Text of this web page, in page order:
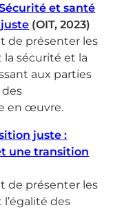
et santé
(OIT, 2023)
de présenter les
sécurité et la
aux parties
en œuvre.
juste :
une transition
de présenter les
des